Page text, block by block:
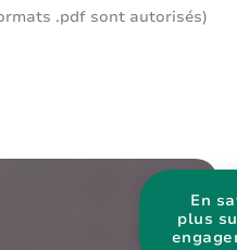
.pdf sont autorisés)
En
plus